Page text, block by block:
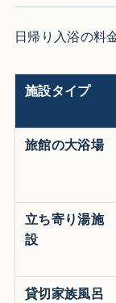
日帰り入浴の料
施設タイプ
旅館の大浴場
立ち寄り湯施
設
貸切家族風呂